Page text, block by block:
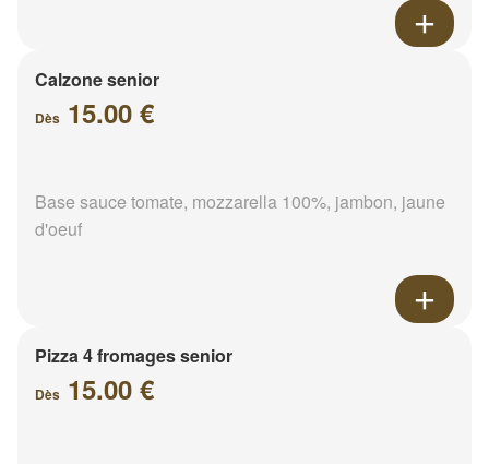
Calzone senior
Dès 15.00 €
Base sauce tomate, mozzarella 100%, jambon, jaune
d'oeuf
Pizza 4 fromages senior
Dès 15.00 €